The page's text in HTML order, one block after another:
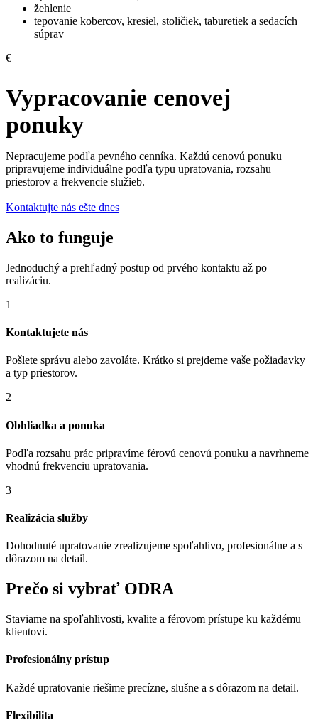
žehlenie
tepovanie kobercov, kresiel, stoličiek, taburetiek a sedacích
súprav
€
Vypracovanie cenovej
ponuky
Nepracujeme podľa pevného cenníka. Každú cenovú ponuku
pripravujeme individuálne podľa typu upratovania, rozsahu
priestorov a frekvencie služieb.
Kontaktujte nás ešte dnes
Ako to funguje
Jednoduchý a prehľadný postup od prvého kontaktu až po
realizáciu.
1
Kontaktujete nás
Pošlete správu alebo zavoláte. Krátko si prejdeme vaše požiadavky
a typ priestorov.
2
Obhliadka a ponuka
Podľa rozsahu prác pripravíme férovú cenovú ponuku a navrhneme
vhodnú frekvenciu upratovania.
3
Realizácia služby
Dohodnuté upratovanie zrealizujeme spoľahlivo, profesionálne a s
dôrazom na detail.
Prečo si vybrať ODRA
Staviame na spoľahlivosti, kvalite a férovom prístupe ku každému
klientovi.
Profesionálny prístup
Každé upratovanie riešime precízne, slušne a s dôrazom na detail.
Flexibilita